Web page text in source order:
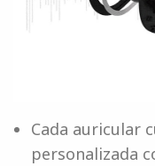
Cada auricular
personalizada